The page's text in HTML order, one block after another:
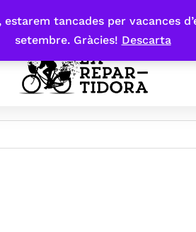
tancades per vacances
setembre. Gràcies! Descarta